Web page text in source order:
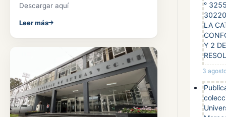
Descargar aquí
Leer más
°
LA
Y 2
3